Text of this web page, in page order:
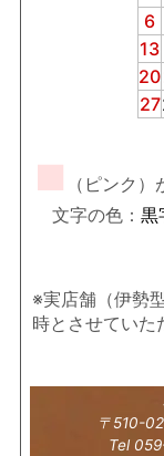
6
13
20
27
■
（ピンク
文字の色： 黒
※実店舗（伊勢
時とさせていた
〒510-
Tel